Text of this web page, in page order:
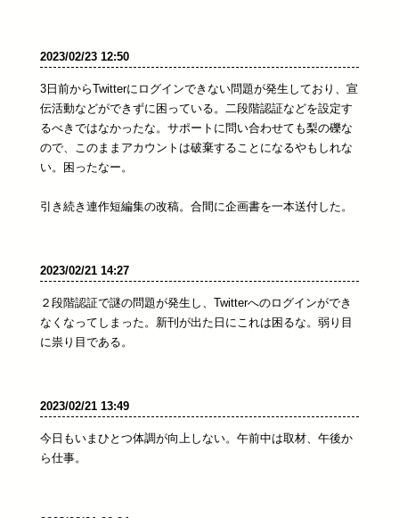
2023/02/23 12:50
3日前からTwitterにログインできない問題が発生しており、宣
伝活動などができずに困っている。二段階認証などを設定す
るべきではなかったな。サポートに問い合わせても梨の礫な
ので、このままアカウントは破棄することになるやもしれな
い。困ったなー。
引き続き連作短編集の改稿。合間に企画書を一本送付した。
2023/02/21 14:27
２段階認証で謎の問題が発生し、Twitterへのログインができ
なくなってしまった。新刊が出た日にこれは困るな。弱り目
に祟り目である。
2023/02/21 13:49
今日もいまひとつ体調が向上しない。午前中は取材、午後か
ら仕事。